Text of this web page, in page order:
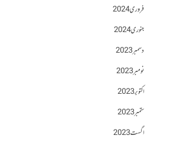
فروری 2024
جنوری 2024
دسمبر 2023
نومبر 2023
اکتوبر 2023
ستمبر 2023
اگست 2023